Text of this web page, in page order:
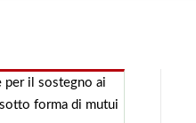
per il sostegno ai
forma di mutui